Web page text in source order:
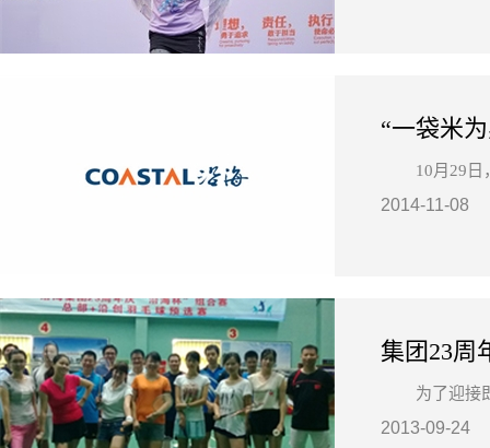
“一袋米
10月29日
2014-11-08
集团23周
为了迎接
2013-09-24